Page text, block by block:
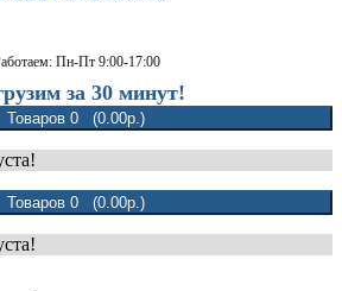
Пн-Пт 9:00-17:00
за 30 минут!
Товаров 0 (0.00р.)
Товаров 0 (0.00р.)